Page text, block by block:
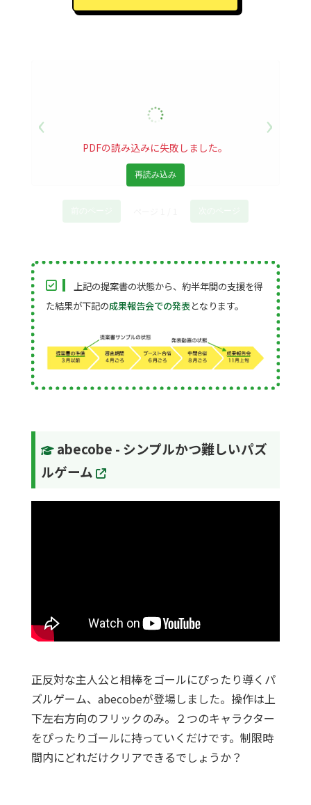
PDFの読み込みに失敗しました。
再読み込み
‹ ›
上記の提案書の状態から、約半年間の支援を得
た結果が下記の成果報告会での発表となります。
abecobe - シンプルかつ難しいパズ
ルゲーム
正反対な主人公と相棒をゴールにぴったり導くパ
ズルゲーム、abecobeが登場しました。操作は上
下左右方向のフリックのみ。２つのキャラクター
をぴったりゴールに持っていくだけです。制限時
間内にどれだけクリアできるでしょうか？